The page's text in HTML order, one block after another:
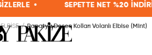
SEPETTE NET %20 İNDİRİM SİZLERLE •
ELBİSE Papatya Desen Kolları Volanlı Elbise (Mint)